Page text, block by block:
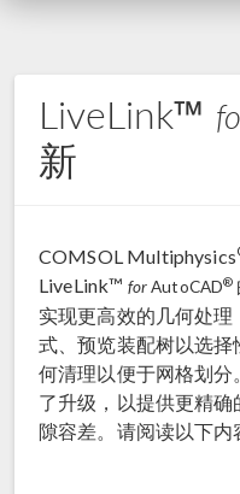
LiveLink™
新
COMSOL Multiphysics
LiveLink™ forAutoCAD®
实现更高效的几何处
式、预览装配树以选
何清理以便于网格划分
了升级，以提供更精
隙容差。请阅读以下内